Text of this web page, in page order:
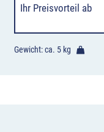
Ihr Preisvorteil ab
Gewicht: ca. 5 kg